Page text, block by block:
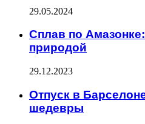
29.05.2024
Сплав по
природой
29.12.2023
Отпуск в
шедевры